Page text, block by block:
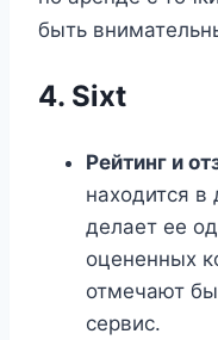
быть
4. Sixt
Рейтинг и
находится в
делает ее
оцененных
отмечают
сервис.